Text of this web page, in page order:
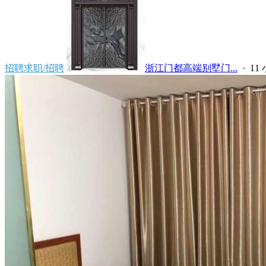
招聘求职/招聘 浙江门都高端别墅门... · 11